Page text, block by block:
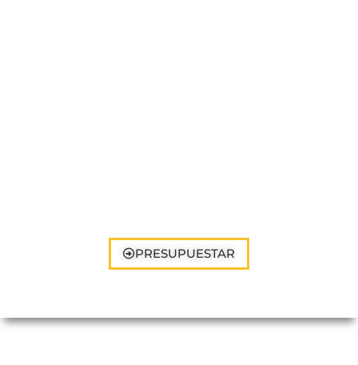
PRESUPUESTAR